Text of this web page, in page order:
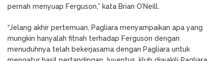
pernah menyuap Ferguson,” kata Brian O’Neill.
“Jelang akhir pertemuan, Pagliara menyampaikan apa yang
mungkin hanyalah fitnah terhadap Ferguson dengan
menuduhnya telah bekerjasama dengan Pagliara untuk